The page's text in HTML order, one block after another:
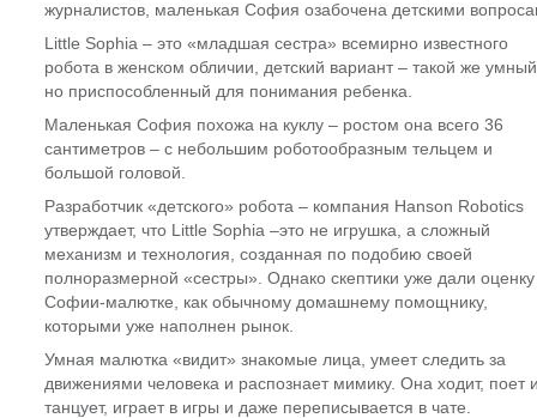
журналистов, маленькая София озабочена детскими
Little Sophia – это «младшая сестра» всемирно известного
робота в женском обличии, детский вариант – такой же
но приспособленный для понимания ребенка.
Маленькая София похожа на куклу – ростом она всего 36
сантиметров – с небольшим роботообразным тельцем и
большой головой.
Разработчик «детского» робота – компания Hanson Robotics
утверждает, что Little Sophia –это не игрушка, а сложный
механизм и технология, созданная по подобию своей
полноразмерной «сестры». Однако скептики уже дали оценку
Софии-малютке, как обычному домашнему помощнику,
которыми уже наполнен рынок.
Умная малютка «видит» знакомые лица, умеет следить за
движениями человека и распознает мимику. Она ходит, поет
танцует, играет в игры и даже переписывается в чате.